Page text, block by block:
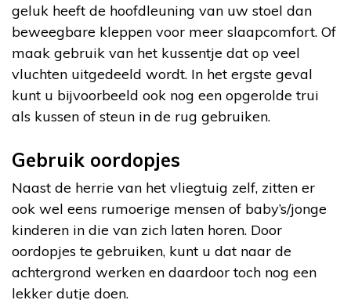
geluk heeft de hoofdleuning van uw stoel dan
beweegbare kleppen voor meer slaapcomfort. Of
maak gebruik van het kussentje dat op veel
vluchten uitgedeeld wordt. In het ergste geval
kunt u bijvoorbeeld ook nog een opgerolde trui
als kussen of steun in de rug gebruiken.
Gebruik oordopjes
Naast de herrie van het vliegtuig zelf, zitten er
ook wel eens rumoerige mensen of baby’s/jonge
kinderen in die van zich laten horen. Door
oordopjes te gebruiken, kunt u dat naar de
achtergrond werken en daardoor toch nog een
lekker dutje doen.